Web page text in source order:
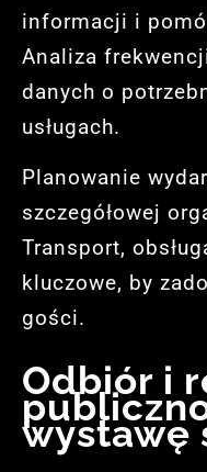
informacji i
Analiza
danych o
usługach.
Planowanie
szczegółowej
Transport,
kluczowe, by
gości.
Odbiór i
wystawę